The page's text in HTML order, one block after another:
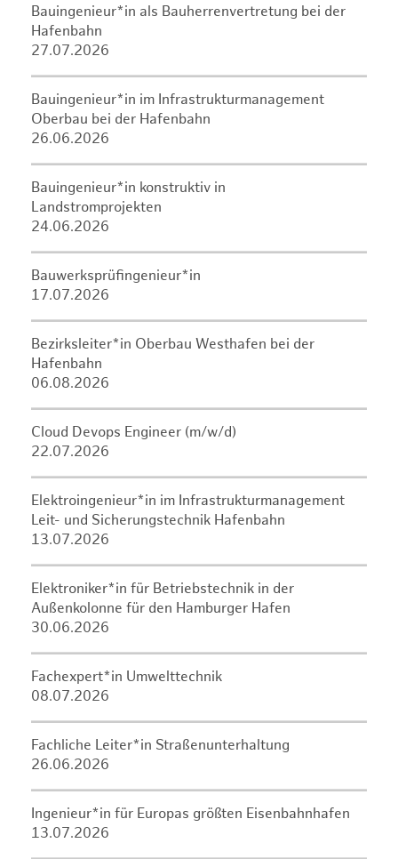
Bauingenieur*in als Bauherrenvertretung bei der
Hafenbahn
27.07.2026
Bauingenieur*in im Infrastrukturmanagement
Oberbau bei der Hafenbahn
26.06.2026
Bauingenieur*in konstruktiv in
Landstromprojekten
24.06.2026
Bauwerksprüfingenieur*in
17.07.2026
Bezirksleiter*in Oberbau Westhafen bei der
Hafenbahn
06.08.2026
Cloud Devops Engineer (m/w/d)
22.07.2026
Elektroingenieur*in im Infrastrukturmanagement
Leit- und Sicherungstechnik Hafenbahn
13.07.2026
Elektroniker*in für Betriebstechnik in der
Außenkolonne für den Hamburger Hafen
30.06.2026
Fachexpert*in Umwelttechnik
08.07.2026
Fachliche Leiter*in Straßenunterhaltung
26.06.2026
Ingenieur*in für Europas größten Eisenbahnhafen
13.07.2026